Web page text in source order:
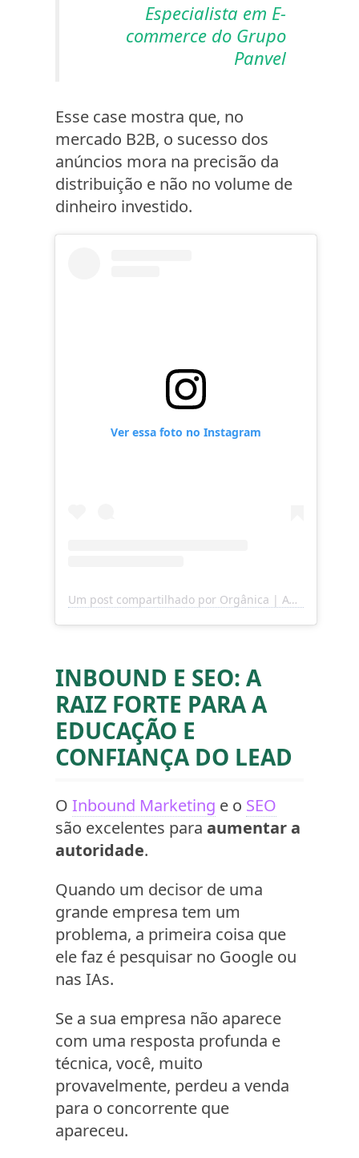
Especialista em E-
commerce do Grupo
Panvel
Esse case mostra que, no
mercado B2B, o sucesso dos
anúncios mora na precisão da
distribuição e não no volume de
dinheiro investido.
Ver essa foto no Instagram
Um post compartilhado por Orgânica | Agência de Marketing (@organica.digital)
INBOUND E SEO: A
RAIZ FORTE PARA A
EDUCAÇÃO E
CONFIANÇA DO LEAD
O Inbound Marketing e o SEO
são excelentes para aumentar a
autoridade.
Quando um decisor de uma
grande empresa tem um
problema, a primeira coisa que
ele faz é pesquisar no Google ou
nas IAs.
Se a sua empresa não aparece
com uma resposta profunda e
técnica, você, muito
provavelmente, perdeu a venda
para o concorrente que
apareceu.